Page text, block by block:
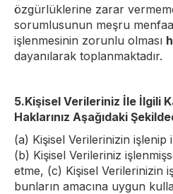
özgürlüklerine zarar
sorumlusunun meşru
işlenmesinin zorunlu olması
dayanılarak toplanmaktadır.
5.Kişisel Verileriniz İle İlgili
Haklarınız Aşağıdaki
(a) Kişisel Verilerinizin işlenip
(b) Kişisel Verileriniz
etme, (c) Kişisel Verilerinizin
bunların amacına uygun